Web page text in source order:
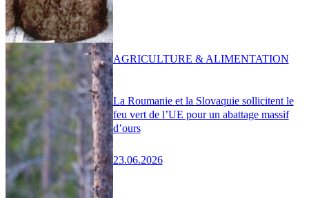
La Roumanie et la Slovaquie sollicitent le
feu vert de l’UE pour un abattage massif
d’ours
23.06.2026
AGRICULTURE & ALIMENTATION